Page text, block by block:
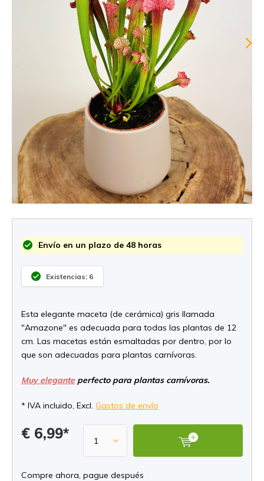
Envío en un plazo de 48 horas
Existencias: 6
Esta elegante maceta (de cerámica) gris llamada
"Amazone" es adecuada para todas las plantas de 12
cm. Las macetas están esmaltadas por dentro, por lo
que son adecuadas para plantas carnívoras.
Muy eleganteperfecto para plantas carnívoras.
* IVA incluido, Excl. Gastos de envío
€ 6,99*
Compre ahora, pague después